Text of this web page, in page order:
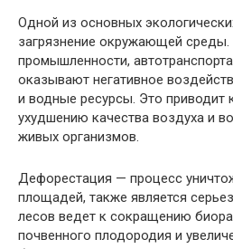
Одной из основных
загрязнение окружающей
промышленности,
оказывают негативное
и водные ресурсы. Это приводит
ухудшению качества воздуха и
живых организмов.
Дефорестация — процесс
площадей, также является
лесов ведет к сокращению
почвенного плодородия и